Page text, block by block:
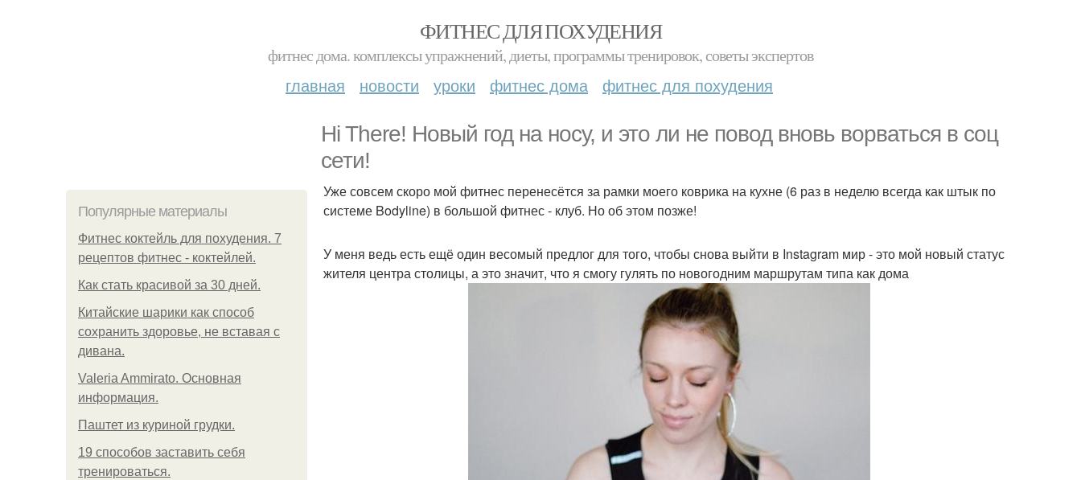
ФИТНЕС ДЛЯ ПОХУДЕНИЯ
фитнес дома. комплексы упражнений, диеты, программы тренировок, советы экспертов
главная новости уроки фитнес дома фитнес для похудения
Hi There! Новый год на носу, и это ли не повод вновь ворваться в соц
сети!
Популярные материалы
Фитнес коктейль для похудения. 7
рецептов фитнес - коктейлей.
Как стать красивой за 30 дней.
Китайские шарики как способ
сохранить здоровье, не вставая с
дивана.
Valeria Ammirato. Основная
информация.
Паштет из куриной грудки.
19 способов заставить себя
тренироваться.
Уже совсем скоро мой фитнес перенесётся за рамки моего коврика на кухне (6 раз в неделю всегда как штык по
системе Bodyline) в большой фитнес - клуб. Но об этом позже!
У меня ведь есть ещё один весомый предлог для того, чтобы снова выйти в Instagram мир - это мой новый статус
жителя центра столицы, а это значит, что я смогу гулять по новогодним маршрутам типа как дома